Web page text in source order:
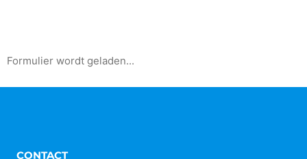
Formulier wordt geladen...
CONTACT